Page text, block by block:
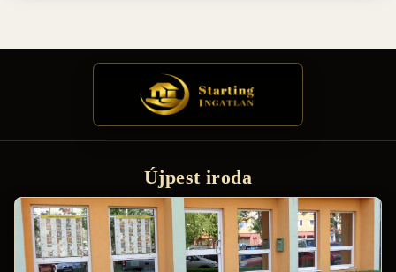
Újpest iroda